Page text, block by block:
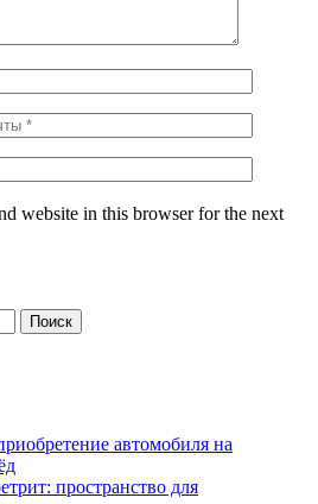
website in this browser for the next
автомобиля на
пространство для